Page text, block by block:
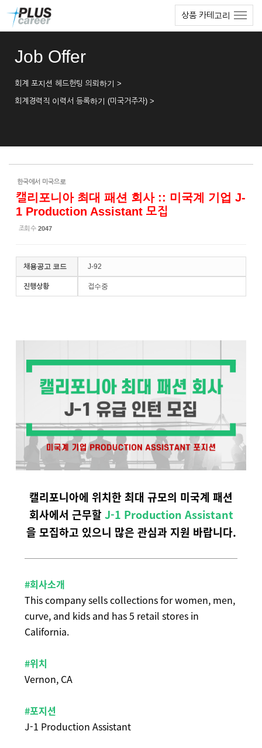
상품 카테고리
Job Offer
회계 포지션 헤드헌팅 의뢰하기 >
회계경력직 이력서 등록하기 (미국거주자) >
한국에서 미국으로
캘리포니아 최대 패션 회사 :: 미국계 기업 J-
1 Production Assistant 모집
조회 수 2047
채용공고 코드 J-92
진행상황 접수중
캘리포니아에 위치한 최대 규모의 미국계 패션
회사에서 근무할 J-1 Production Assistant
을 모집하고 있으니 많은 관심과 지원 바랍니다.
#회사소개
This company sells collections for women, men,
curve, and kids and has 5 retail stores in
California.
#위치
Vernon, CA
#포지션
J-1 Production Assistant